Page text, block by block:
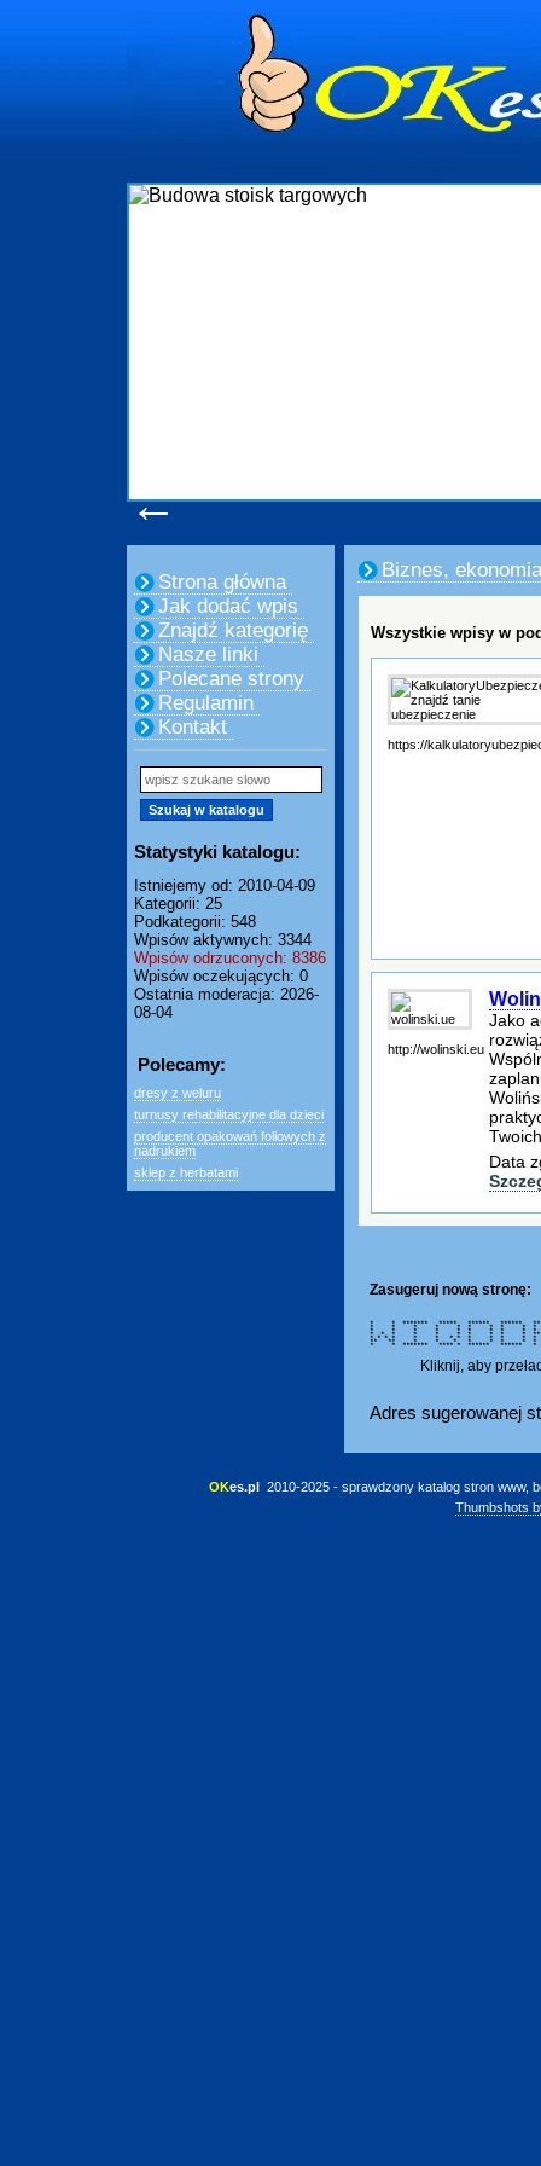
←
Strona główna
Jak dodać wpis
Znajdź kategorię
Nasze linki
Polecane strony
Regulamin
Kontakt
Statystyki katalogu:
Istniejemy od: 2010-04-09
Kategorii: 25
Podkategorii: 548
Wpisów aktywnych: 3344
Wpisów odrzuconych: 8386
Wpisów oczekujących: 0
Ostatnia moderacja: 2026-
08-04
Polecamy:
dresy z weluru
turnusy rehabilitacyjne dla dzieci
producent opakowań foliowych z
nadrukiem
sklep z herbatami
Biznes, ekonomia
Wszystkie wpisy w
https://
http://wolinski.eu
Jako
Data
Zasugeruj nową stronę:
* * ******* ***** ******
* * * * * * * * *
* * * * * * * * *
* * * * * * * * * *
* * * * * * * * * * *
** ** * * * * * *
* * ******* **** * ******
Kliknij, aby
Adres sugerowanej
OKes.pl 2010-2025 - sprawdzony katalog stron www,
Thumbshots